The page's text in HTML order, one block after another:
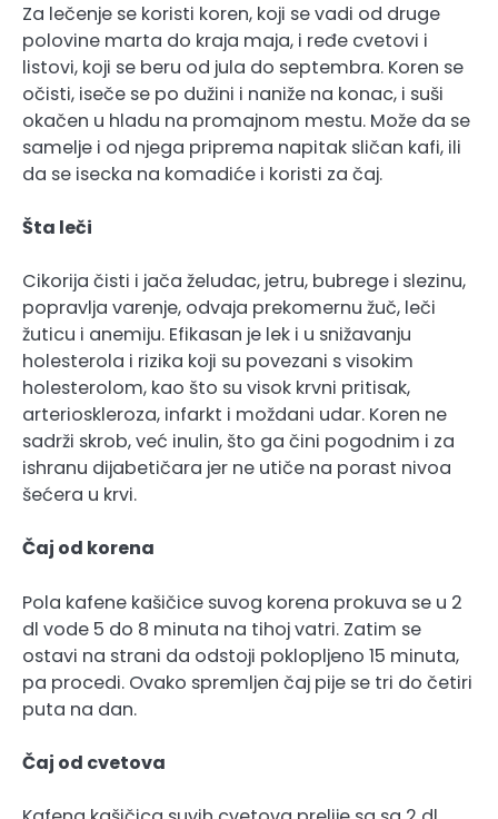
Za lečenje se koristi koren, koji se vadi od druge
polovine marta do kraja maja, i ređe cvetovi i
listovi, koji se beru od jula do septembra. Koren se
očisti, iseče se po dužini i naniže na konac, i suši
okačen u hladu na promajnom mestu. Može da se
samelje i od njega priprema napitak sličan kafi, ili
da se isecka na komadiće i koristi za čaj.
Šta leči
Cikorija čisti i jača želudac, jetru, bubrege i slezinu,
popravlja varenje, odvaja prekomernu žuč, leči
žuticu i anemiju. Efikasan je lek i u snižavanju
holesterola i rizika koji su povezani s visokim
holesterolom, kao što su visok krvni pritisak,
arterioskleroza, infarkt i moždani udar. Koren ne
sadrži skrob, već inulin, što ga čini pogodnim i za
ishranu dijabetičara jer ne utiče na porast nivoa
šećera u krvi.
Čaj od korena
Pola kafene kašičice suvog korena prokuva se u 2
dl vode 5 do 8 minuta na tihoj vatri. Zatim se
ostavi na strani da odstoji poklopljeno 15 minuta,
pa procedi. Ovako spremljen čaj pije se tri do četiri
puta na dan.
Čaj od cvetova